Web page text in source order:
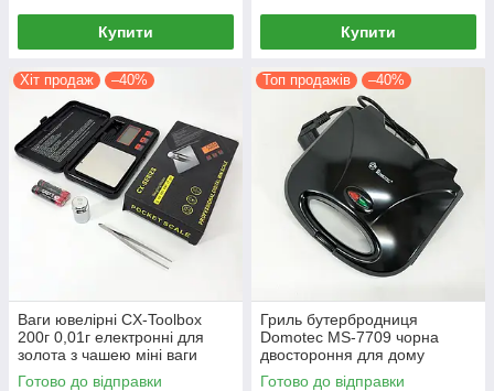
Купити Купити
Хіт продаж –40%
Ваги ювелірні CX-Toolbox
200г 0,01г електронні для
золота з чашею міні ваги
Готово до відправки
Топ продажів –40%
Гриль бутербродниця
Domotec MS-7709 чорна
двостороння для дому
смаження сендвічів
Готово до відправки